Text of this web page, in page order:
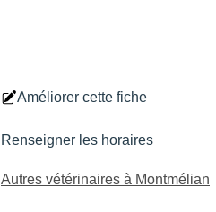
Améliorer cette fiche
Renseigner les horaires
Autres vétérinaires à Montmélian